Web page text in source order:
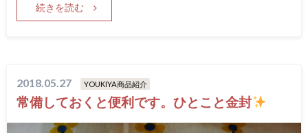
続きを読む
2018.05.27 YOUKIYA商品紹介
常備しておくと便利です。ひとこと金封